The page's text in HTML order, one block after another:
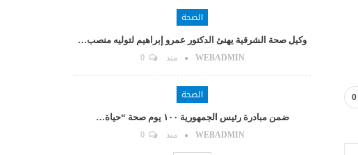
0
الصحة
وكيل صحة الشرقية يهنئ الدكتور عمرو إبراهيم لتوليه منصب…
WEBADMIN منذ 0
الصحة
ضمن مبادرة رئيس الجمهورية ١٠٠ يوم صحة “حياة…
WEBADMIN منذ 0